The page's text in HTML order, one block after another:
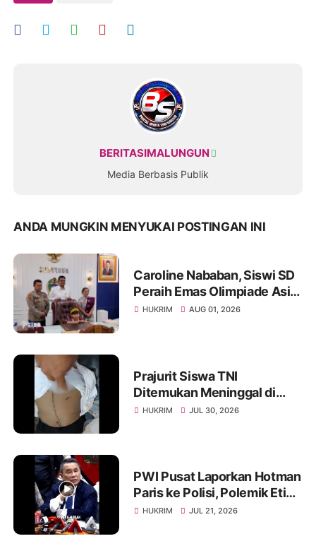
BERITASIMALUNGUN
Media Berbasis Publik
ANDA MUNGKIN MENYUKAI POSTINGAN INI
Caroline Nababan, Siswi SD
Peraih Emas Olimpiade Asia
Dihadiahi Rumah hingga
HUKRIM AUG 01, 2026
Prajurit Siswa TNI
Ditemukan Meninggal di
Rindam I/BB, Penyelidikan
HUKRIM JUL 30, 2026
PWI Pusat Laporkan Hotman
Paris ke Polisi, Polemik Etika
dan Kebebasan Pers
HUKRIM JUL 21, 2026